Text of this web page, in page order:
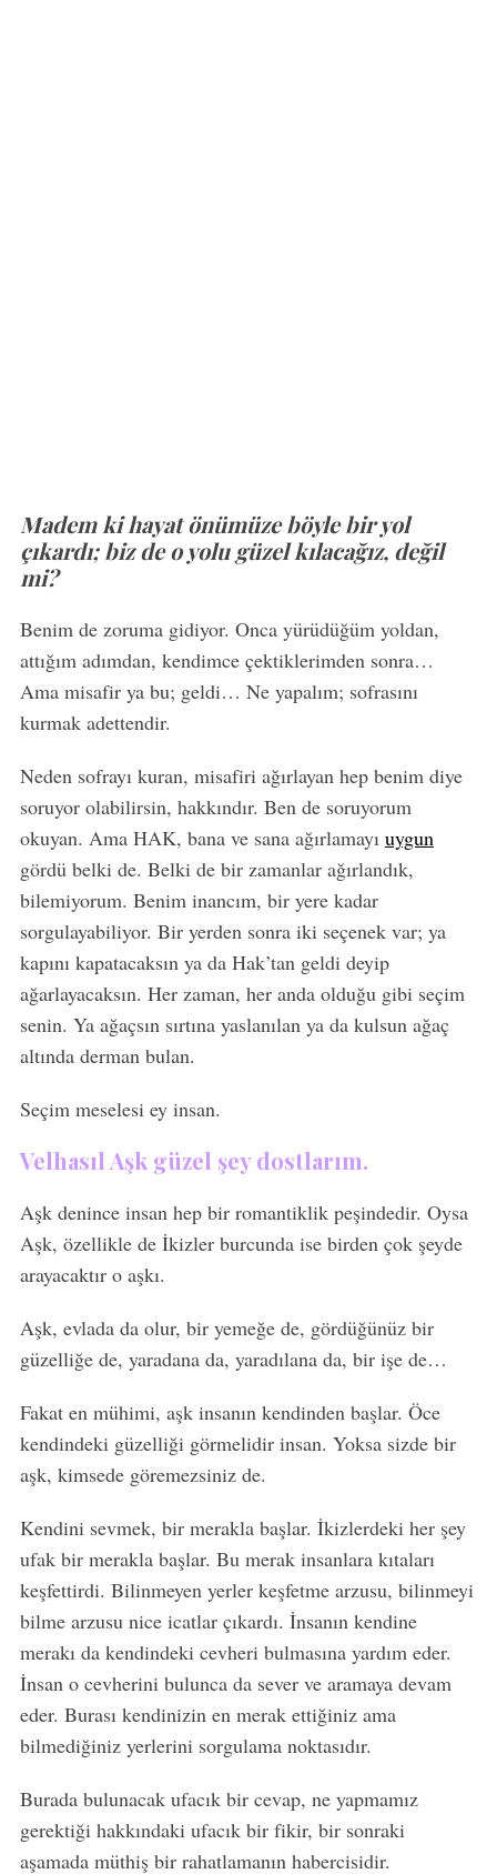
Madem ki hayat önümüze böyle bir yol
çıkardı; biz de o yolu güzel kılacağız, değil
mi?
Benim de zoruma gidiyor. Onca yürüdüğüm yoldan,
attığım adımdan, kendimce çektiklerimden sonra…
Ama misafir ya bu; geldi… Ne yapalım; sofrasını
kurmak adettendir.
Neden sofrayı kuran, misafiri ağırlayan hep benim diye
soruyor olabilirsin, hakkındır. Ben de soruyorum
okuyan. Ama HAK, bana ve sana ağırlamayı uygun
gördü belki de. Belki de bir zamanlar ağırlandık,
bilemiyorum. Benim inancım, bir yere kadar
sorgulayabiliyor. Bir yerden sonra iki seçenek var; ya
kapını kapatacaksın ya da Hak’tan geldi deyip
ağarlayacaksın. Her zaman, her anda olduğu gibi seçim
senin. Ya ağaçsın sırtına yaslanılan ya da kulsun ağaç
altında derman bulan.
Seçim meselesi ey insan.
Velhasıl Aşk güzel şey dostlarım.
Aşk denince insan hep bir romantiklik peşindedir. Oysa
Aşk, özellikle de İkizler burcunda ise birden çok şeyde
arayacaktır o aşkı.
Aşk, evlada da olur, bir yemeğe de, gördüğünüz bir
güzelliğe de, yaradana da, yaradılana da, bir işe de…
Fakat en mühimi, aşk insanın kendinden başlar. Öce
kendindeki güzelliği görmelidir insan. Yoksa sizde bir
aşk, kimsede göremezsiniz de.
Kendini sevmek, bir merakla başlar. İkizlerdeki her şey
ufak bir merakla başlar. Bu merak insanlara kıtaları
keşfettirdi. Bilinmeyen yerler keşfetme arzusu, bilinmeyi
bilme arzusu nice icatlar çıkardı. İnsanın kendine
merakı da kendindeki cevheri bulmasına yardım eder.
İnsan o cevherini bulunca da sever ve aramaya devam
eder. Burası kendinizin en merak ettiğiniz ama
bilmediğiniz yerlerini sorgulama noktasıdır.
Burada bulunacak ufacık bir cevap, ne yapmamız
gerektiği hakkındaki ufacık bir fikir, bir sonraki
aşamada müthiş bir rahatlamanın habercisidir.
e
c
h
f
: